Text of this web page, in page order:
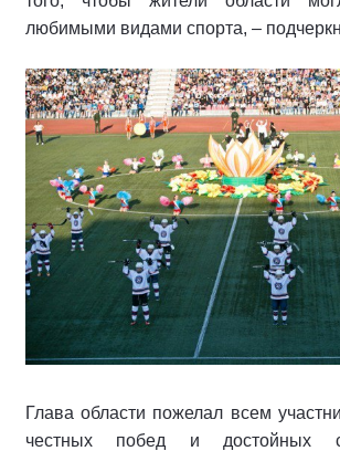
любимыми видами спорта, –
Глава области пожелал всем
честных побед и достойных